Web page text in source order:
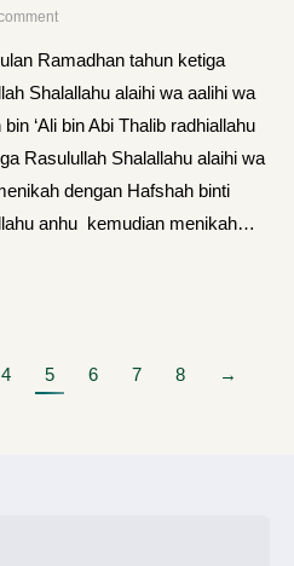
Ramadhan tahun ketiga
Shalallahu alaihi wa aalihi wa
‘Ali bin Abi Thalib radhiallahu
Rasulullah Shalallahu alaihi wa
dengan Hafshah binti
anhu kemu­dian menikah…
4 5 6 7 8 →